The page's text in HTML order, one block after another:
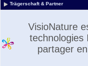
Trägerschaft & Partner
VisioNature
technologies
partager